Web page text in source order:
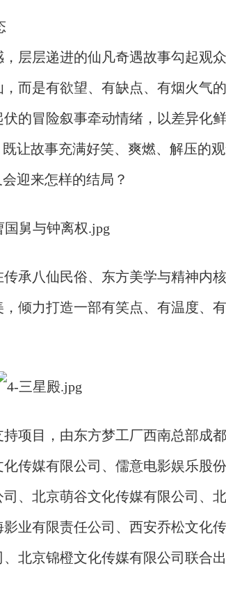
层层递进的仙凡奇遇故事勾起观
而是有欲望、有缺点、有烟火气
的冒险叙事牵动情绪，以差异化
让故事充满好笑、爽燃、解压的
迎来怎样的结局？
承八仙民俗、东方美学与精神内
倾力打造一部有笑点、有温度、
项目，由东方梦工厂西南总部成
传媒有限公司、儒意电影娱乐股
、北京萌谷文化传媒有限公司、
业有限责任公司、西安乔松文化
北京锦橙文化传媒有限公司联合